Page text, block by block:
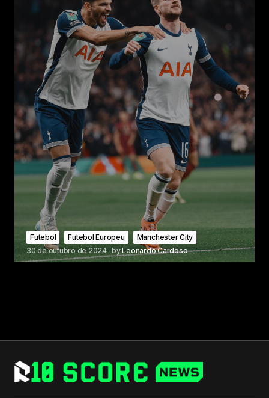
Futebol Futebol Europeu
Manchester City
30 de outubro de 2024 byLeonardo Cardoso